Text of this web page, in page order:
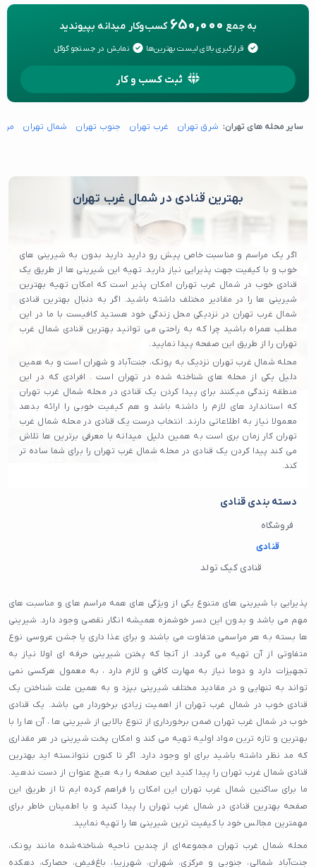
به جمع 650,000 کسب‌وکار میدانه بپیوندید
قرارگیری بالای لیست بهترین‌ها نمایش در جستجو گوگل
ثبت کسب و کار
سایر محله های تهران: شرق تهران غرب تهران جنوب تهران شمال تهران
بهترین قنادی در شمال غرب تهران
اگر یک مراسم و مناسبت خاص پیش رو دارید دارید بدون به شیرینی های
خوب و با کیفیت جهت پذیرایی نیاز دارید. تهیه این شیرینی ها از طریق یک
قنادی خوب در شمال غرب تهران امکان پذیر است که امکان تهیه بهترین
شیرینی ها را در مقادیر مختلف داشته باشید. اگر به دنبال بهترین قنادی
شمال غرب تهران در نزدیکی محل زندگی خود هستید کافیست با ما در این
مطلب همراه باشید چرا که به راحتی می توانید بهترین قنادی شمال غرب
تهران را از طریق این صفحه پیدا نمایید.
محله شمال غرب تهران نزدیک به پونک، جنت‌آباد و شهران است و به همین
دلیل یکی از محله های شناخته شده در تهران است . افرادی که در این
منطقه زندگی میکنند برای پیدا کردن یک قنادی در محله شمال غرب تهران
که استاندارد های لازم را داشته باشد و هم کیفیت خوبی را ارائه بدهد
معمولا نیاز به اطلاعاتی دارند. انتخاب درست یک قنادی در محله شمال غرب
تهران کار زمان بری است به همین دلیل میدانه با معرفی برترین ها تلاش
می‌ کند پیدا کردن یک قنادی در محله شمال غرب تهران را برای شما ساده تر
کند.
دسته بندی قنادی
فروشگاه
قنادی
قنادی کیک تولد
پذیرایی با شیرینی های متنوع یکی از ویژگی های همه مراسم های و مناسبت های
مهم می باشد و بدون این دسر خوشمزه همیشه انگار نقصی وجود دارد. شیرینی
ها بسته به هر مراسمی متفاوت می باشند و برای عذا داری یا جشن عروسی نوع
متفاوتی از آن تهیه می گردد. از آنجا که پختن شیرینی حرفه ای اولا نیاز به
تجهیزات دارد و دوما نیاز به مهارت کافی و لازم دارد ، به معمول هرکسی نمی
تواند به تنهایی و در مقادید مختلف شیرینی بپزد و به همین علت شناختن یک
قنادی خوب در شمال غرب تهران از اهمیت زیادی برخوردار می باشد. یک قنادی
خوب در شمال غرب تهران ضمن برخورداری از تنوع بالایی از شیرینی ها ، آن ها را با
بهترین و تازه ترین مواد اولیه تهیه می کند و امکان پخت شیرینی در هر مقداری
که مد نظر داشته باشید برای او وجود دارد. اگر تا کنون نتوانسته اید بهترین
قنادی شمال غرب تهران را پیدا کنید این صفحه را به هیچ عنوان از دست ندهید.
ما برای ساکنین شمال غرب تهران این امکان را فراهم کرده ایم تا از طریق این
صفحه بهترین قنادی در شمال غرب تهران را پیدا کنید و با اطمینان خاطر برای
مهمترین مجالس خود با کیفیت ترین شیرینی ها را تهیه نمایید.
محله شمال غرب تهران مجموعه‌ای از چندین ناحیه شناخته‌شده مانند پونک،
جنت‌آباد شمالی، جنوبی و مرکزی، شهران، شهرزیبا، باغ‌فیض، حصارک، دهکده